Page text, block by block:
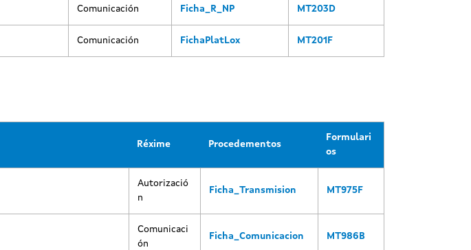
Comunicación Ficha_R_NP MT203D
Comunicación FichaPlatLox MT201F
Réxime Procedementos
Formulari
os
Autorizació
n
Ficha_Transmision MT975F
Comunicaci
ón
Ficha_Comunicacion MT986B